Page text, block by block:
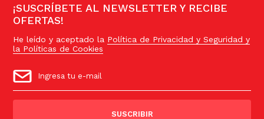
¡SUSCRÍBETE AL NEWSLETTER Y RECIBE
OFERTAS!
He leído y aceptado la Política de Privacidad y Seguridad y
la Políticas de Cookies
SUSCRIBIR